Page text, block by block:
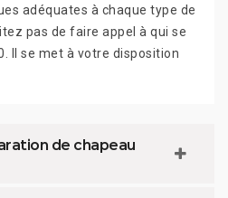
adéquates à chaque type de
pas de faire appel à qui se
Il se met à votre disposition
de chapeau